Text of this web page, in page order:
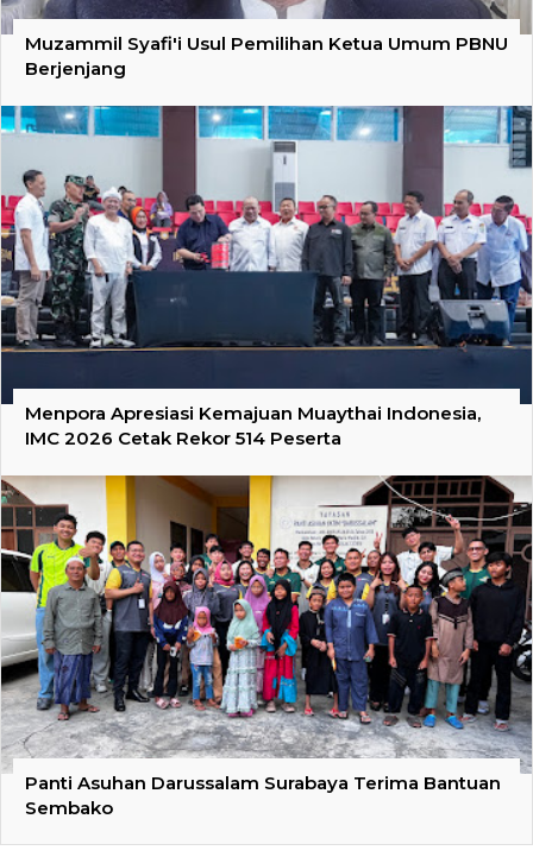
Muzammil Syafi'i Usul Pemilihan Ketua Umum PBNU
Berjenjang
Menpora Apresiasi Kemajuan Muaythai Indonesia,
IMC 2026 Cetak Rekor 514 Peserta
Panti Asuhan Darussalam Surabaya Terima Bantuan
Sembako